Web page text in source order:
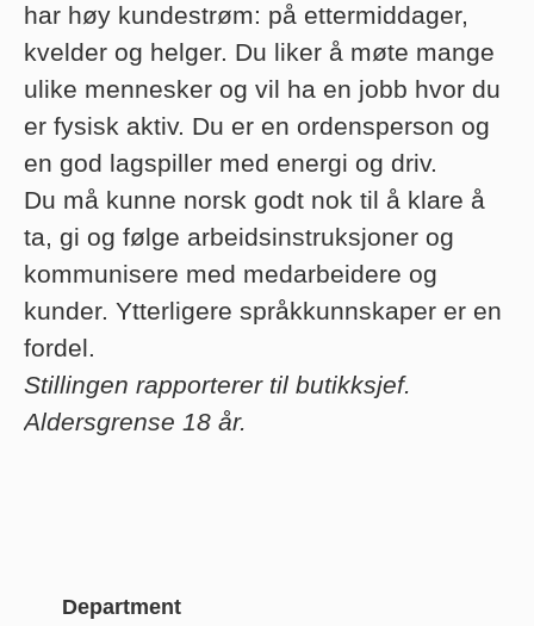
har høy kundestrøm: på ettermiddager,
kvelder og helger. Du liker å møte mange
ulike mennesker og vil ha en jobb hvor du
er fysisk aktiv. Du er en ordensperson og
en god lagspiller med energi og driv.
Du må kunne norsk godt nok til å klare å
ta, gi og følge arbeidsinstruksjoner og
kommunisere med medarbeidere og
kunder. Ytterligere språkkunnskaper er en
fordel.
Stillingen rapporterer til butikksjef.
Aldersgrense 18 år.
Department